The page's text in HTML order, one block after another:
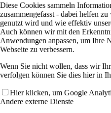
Diese Cookies sammeln
zusammengefasst - dabei helfen
genutzt wird und wie effektiv
Auch können wir mit den
Anwendungen anpassen, um Ihre
Webseite zu verbessern.
Wenn Sie nicht wollen, dass wir
verfolgen können Sie dies hier in
Hier klicken, um Google
Andere externe Dienste